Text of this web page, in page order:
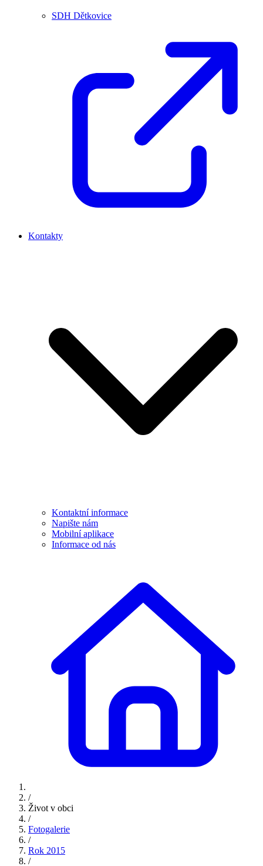
SDH Dětkovice
Kontakty
Kontaktní informace
Napište nám
Mobilní aplikace
Informace od nás
/
Život v obci
/
Fotogalerie
/
Rok 2015
/